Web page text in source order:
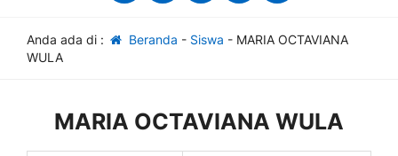
Anda ada di : Beranda - Siswa - MARIA OCTAVIANA
WULA
MARIA OCTAVIANA WULA